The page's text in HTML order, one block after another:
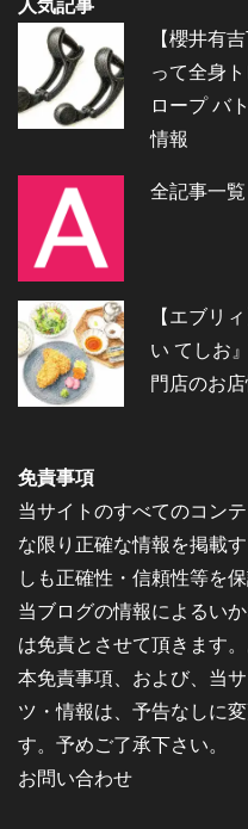
人気記事
【櫻井有
って全身
ロープ バ
情報
全記事一覧
【エブリ
い てしお
門店のお
免責事項
当サイトのすべてのコン
な限り正確な情報を掲載
しも正確性・信頼性等を
当ブログの情報によるい
は免責とさせて頂きます
本免責事項、および、当
ツ・情報は、予告なしに
す。予めご了承下さい。
お問い合わせ